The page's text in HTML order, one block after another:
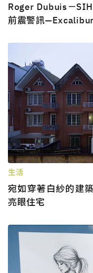
Roger Dubuis－
前震警訊
生活
宛如穿著白紗的建
亮眼住宅